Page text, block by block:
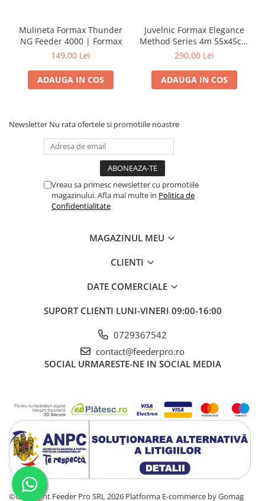
Mulineta Formax Thunder
NG Feeder 4000 | Formax
149,00 Lei
ADAUGA IN COS
Juvelnic Formax Elegance
Method Series 4m 55x45cm
| Formax
290,00 Lei
ADAUGA IN COS
Newsletter Nu rata ofertele si promotiile noastre
Vreau sa primesc newsletter cu promotiile
magazinului. Afla mai multe in Politica de
Confidentialitate
MAGAZINUL MEU
CLIENTI
DATE COMERCIALE
SUPORT CLIENTI LUNI-VINERI 09:00-16:00
0729367542
contact@feederpro.ro
SOCIAL URMARESTE-NE IN SOCIAL MEDIA
©Copyright Feeder Pro SRL 2026 Platforma E-commerce by Gomag